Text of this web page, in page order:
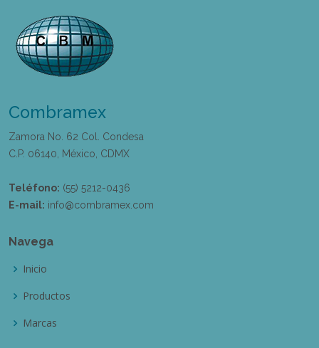
Combramex
Zamora No. 62 Col. Condesa
C.P. 06140, México, CDMX
Teléfono: (55) 5212-0436
E-mail: info@combramex.com
Navega
Inicio
Productos
Marcas